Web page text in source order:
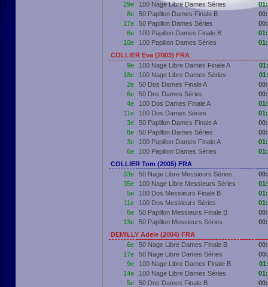
29e
100 Nage Libre Dames Séries
8e
50 Papillon Dames Finale B
17e
50 Papillon Dames Séries
6e
100 Papillon Dames Finale B
10e
100 Papillon Dames Séries
COLLIER Eva (2003) FRA
9e
100 Nage Libre Dames Finale A
18e
100 Nage Libre Dames Séries
2e
50 Dos Dames Finale A
6e
50 Dos Dames Séries
4e
100 Dos Dames Finale A
11e
100 Dos Dames Séries
3e
50 Papillon Dames Finale A
8e
50 Papillon Dames Séries
3e
100 Papillon Dames Finale A
6e
100 Papillon Dames Séries
COLLIER Tom (2005) FRA
33e
50 Nage Libre Messieurs Séries
35e
100 Nage Libre Messieurs Séries
5e
100 Dos Messieurs Finale B
11e
100 Dos Messieurs Séries
6e
50 Papillon Messieurs Finale B
13e
50 Papillon Messieurs Séries
DEMILLY Adele (2004) FRA
6e
50 Nage Libre Dames Finale B
17e
50 Nage Libre Dames Séries
9e
100 Nage Libre Dames Finale B
14e
100 Nage Libre Dames Séries
5e
50 Dos Dames Finale B